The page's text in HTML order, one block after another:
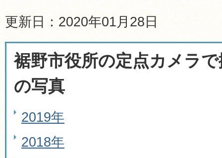
更新日：2020年01月28日
裾野市役所の定点カメラ
の写真
2019年
2018年